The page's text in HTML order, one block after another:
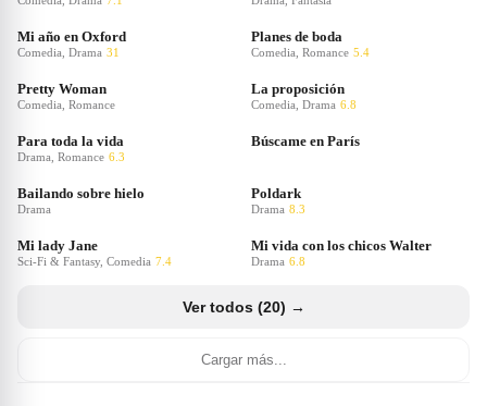
Mi año en Oxford
Comedia, Drama 31
Planes de boda
Comedia, Romance 5.4
Pretty Woman
Comedia, Romance
La proposición
Comedia, Drama 6.8
Para toda la vida
Drama, Romance 6.3
Búscame en París
Bailando sobre hielo
Drama
Poldark
Drama 8.3
Mi lady Jane
Sci-Fi & Fantasy, Comedia 7.4
Mi vida con los chicos Walter
Drama 6.8
Ver todos (20) →
Cargar más...